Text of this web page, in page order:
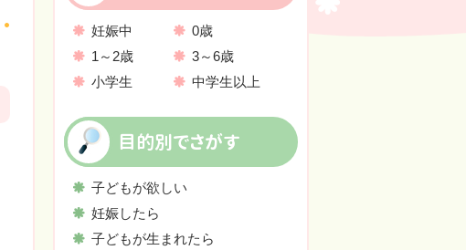
妊娠中
0歳
1～2歳
3～6歳
小学生
中学生以上
目的別でさがす
子どもが欲しい
妊娠したら
子どもが生まれたら